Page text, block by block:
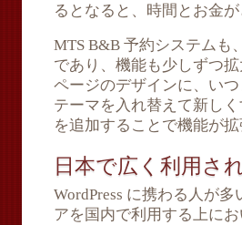
るとなると、時間とお金
MTS B&B 予約システムも
であり、機能も少しずつ
ページのデザインに、い
テーマを入れ替えて新し
を追加することで機能が
日本で広く利用さ
WordPress に携わる人が
アを国内で利用する上に